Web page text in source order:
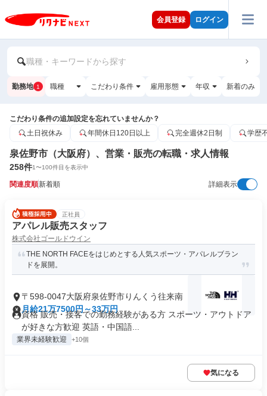
会員登録 ログイン
職種・キーワードから探す
勤務地 1 職種 こだわり条件 雇用形態 年収 新着のみ
こだわり条件の追加設定を忘れていませんか？
土日祝休み
年間休日120日以上 完全週休2日制 学歴
泉佐野市（大阪府）、営業・販売の転職・求人情報
258件1〜100件目を表示中
関連度順新着順 詳細表示
正社員
アパレル販売スタッフ
株式会社ゴールドウイン
THE NORTH FACEをはじめとする人気スポーツ・アパレルブラン
ドを展開。
〒598-0047大阪府泉佐野市りんくう往来南
月給21万7500円～33万円
資格 販売・接客での勤務経験がある方 スポーツ・アウトドア
が好きな方歓迎 英語・中国語...
業界未経験歓迎 +10個
気になる